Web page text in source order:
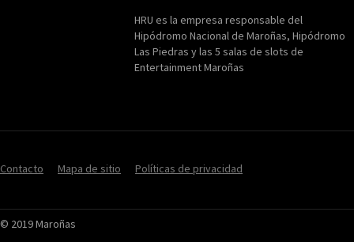
HRU es la empresa responsable del
Hipódromo Nacional de Maroñas, Hipódromo
Las Piedras y las 5 salas de slots de
Entertainment Maroñas
Contacto Mapa de sitio Políticas de privacidad
© 2019 Maroñas